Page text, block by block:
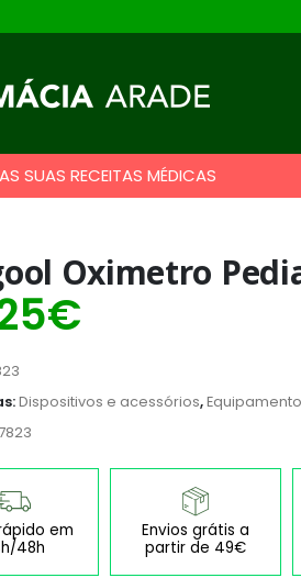
SUAS RECEITAS MÉDICAS
Oximetro
€
Dispositivos e acessórios,
em
48h
Envios grátis a
partir de 49€